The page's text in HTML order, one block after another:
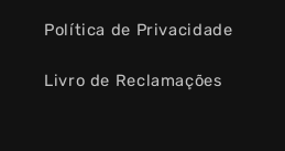
Política de Privacidade
Livro de Reclamações